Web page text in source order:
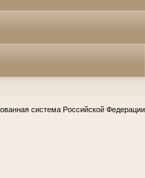
система Российской